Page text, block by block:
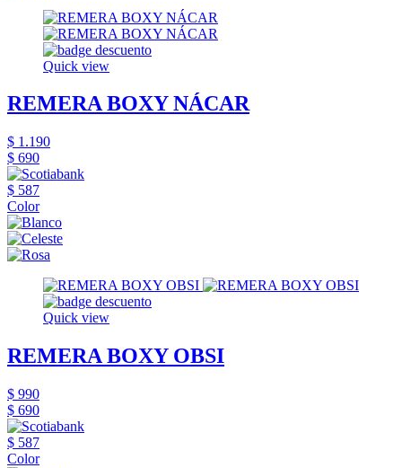
Quick view
REMERA BOXY NÁCAR
$ 1.190
$ 690
$ 587
Color
Quick view
REMERA BOXY OBSI
$ 990
$ 690
$ 587
Color